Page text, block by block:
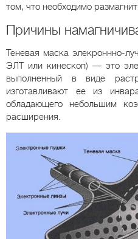
том, что необходимо
Причины
Теневая маска элекроннно-
ЭЛТ или кинескоп) — это
выполненный в виде
изготавливают ее из
обладающего небольшим
расширения.